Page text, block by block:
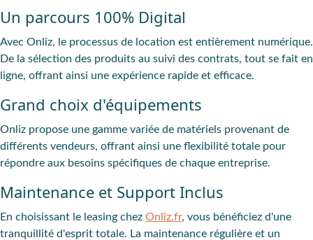
Un parcours 100% Digital
Avec Onliz, le processus de location est entièrement numérique.
De la sélection des produits au suivi des contrats, tout se fait en
ligne, offrant ainsi une expérience rapide et efficace.
Grand choix d'équipements
Onliz propose une gamme variée de matériels provenant de
différents vendeurs, offrant ainsi une flexibilité totale pour
répondre aux besoins spécifiques de chaque entreprise.
Maintenance et Support Inclus
En choisissant le leasing chez Onliz.fr, vous bénéficiez d'une
tranquillité d'esprit totale. La maintenance régulière et un